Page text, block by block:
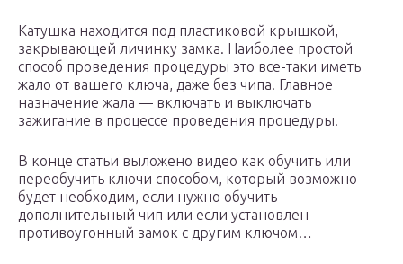
Катушка находится под пластиковой крышкой,
закрывающей личинку замка. Наиболее простой
способ проведения процедуры это все-таки иметь
жало от вашего ключа, даже без чипа. Главное
назначение жала — включать и выключать
зажигание в процессе проведения процедуры.
В конце статьи выложено видео как обучить или
переобучить ключи способом, который возможно
будет необходим, если нужно обучить
дополнительный чип или если установлен
противоугонный замок с другим ключом…